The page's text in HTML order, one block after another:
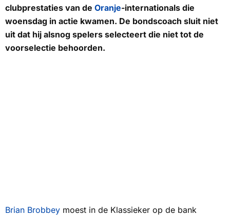
clubprestaties van de Oranje-internationals die
woensdag in actie kwamen. De bondscoach sluit niet
uit dat hij alsnog spelers selecteert die niet tot de
voorselectie behoorden.
Brian Brobbey moest in de Klassieker op de bank